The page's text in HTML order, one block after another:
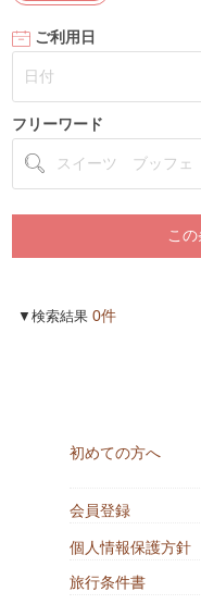
ご利用日
フリーワード
▼検索結果 0件
初めての方へ
会員登録
個人情報保護方針
旅行条件書